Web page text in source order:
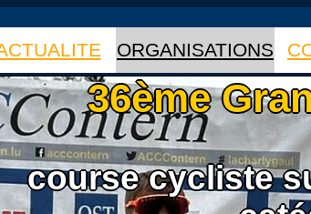
ORGANISATIONS
36ème
course cycliste